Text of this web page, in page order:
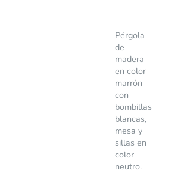
Pérgola
de
madera
en color
marrón
con
bombillas
blancas,
mesa y
sillas en
color
neutro.